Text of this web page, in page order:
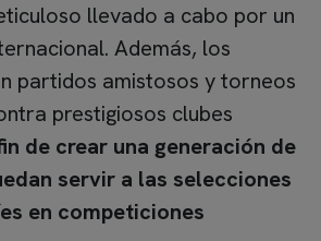
llevado a cabo por un
Además, los
partidos amistosos y torneos
prestigiosos clubes
de crear una generación de
servir a las selecciones
en competiciones